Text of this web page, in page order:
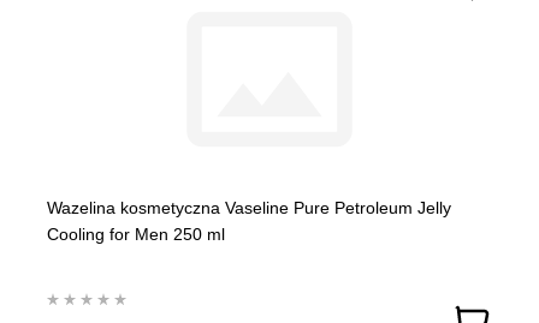
Wazelina kosmetyczna Vaseline Pure Petroleum Jelly
Cooling for Men 250 ml